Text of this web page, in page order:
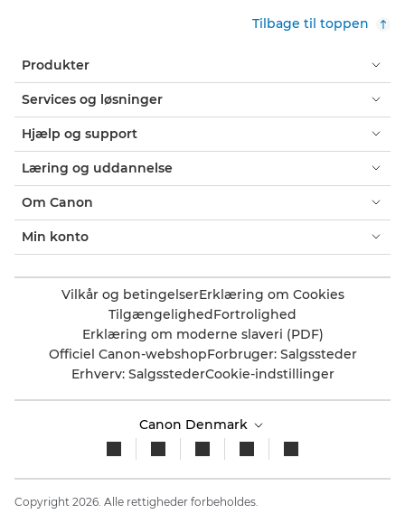
Tilbage til toppen
Produkter
Services og løsninger
Hjælp og support
Læring og uddannelse
Om Canon
Min konto
Vilkår og betingelserErklæring om Cookies
TilgængelighedFortrolighed
Erklæring om moderne slaveri (PDF)
Officiel Canon-webshopForbruger: Salgssteder
Erhverv: SalgsstederCookie-indstillinger
Canon Denmark
Copyright 2026. Alle rettigheder forbeholdes.